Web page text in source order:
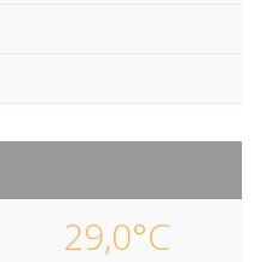
29,0°C